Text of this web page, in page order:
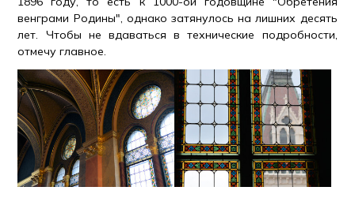
венграми Родины", однако затянулось на лишних десять
лет. Чтобы не вдаваться в технические подробности,
отмечу главное.